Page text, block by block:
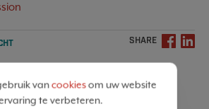
SHARE
vancookiesom uw website
te verbeteren.